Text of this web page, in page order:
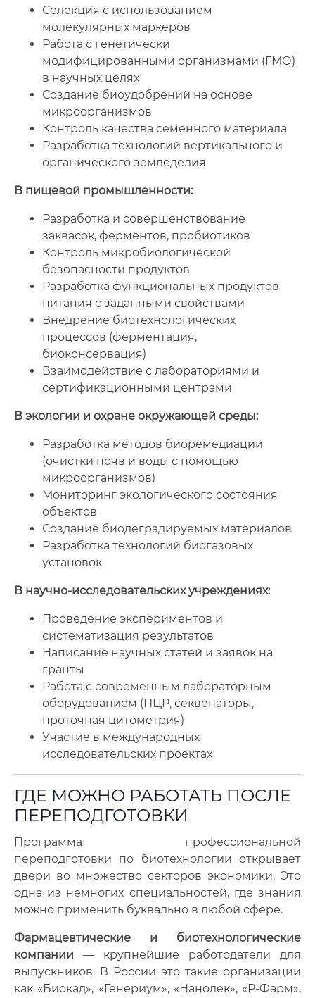
Селекция с использованием
молекулярных маркеров
Работа с генетически
модифицированными организмами (ГМО)
в научных целях
Создание биоудобрений на основе
микроорганизмов
Контроль качества семенного материала
Разработка технологий вертикального и
органического земледелия
В пищевой промышленности:
Разработка и совершенствование
заквасок, ферментов, пробиотиков
Контроль микробиологической
безопасности продуктов
Разработка функциональных продуктов
питания с заданными свойствами
Внедрение биотехнологических
процессов (ферментация,
биоконсервация)
Взаимодействие с лабораториями и
сертификационными центрами
В экологии и охране окружающей среды:
Разработка методов биоремедиации
(очистки почв и воды с помощью
микроорганизмов)
Мониторинг экологического состояния
объектов
Создание биодеградируемых материалов
Разработка технологий биогазовых
установок
В научно-исследовательских учреждениях:
Проведение экспериментов и
систематизация результатов
Написание научных статей и заявок на
гранты
Работа с современным лабораторным
оборудованием (ПЦР, секвенаторы,
проточная цитометрия)
Участие в международных
исследовательских проектах
ГДЕ МОЖНО РАБОТАТЬ ПОСЛЕ
ПЕРЕПОДГОТОВКИ
Программа профессиональной
переподготовки по биотехнологии открывает
двери во множество секторов экономики. Это
одна из немногих специальностей, где знания
можно применить буквально в любой сфере.
Фармацевтические и биотехнологические
компании — крупнейшие работодатели для
выпускников. В России это такие организации
как «Биокад», «Генериум», «Нанолек», «Р-Фарм»,